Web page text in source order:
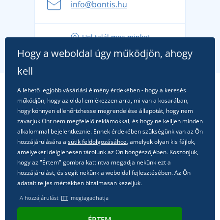
fel a gondtalan nyaralásra
alkalomra!
info@bontis.hu
Hol talál meg minket
Kövessen minket a közösségi hálózatokon
Hogy a weboldal úgy működjön, ahogy
kell
A lehető legjobb vásárlási élmény érdekében - hogy a keresés
működjön, hogy az oldal emlékezzen arra, mi van a kosarában,
hogy könnyen ellenőrizhesse megrendelése állapotát, hogy nem
zavarjuk Önt nem megfelelő reklámokkal, és hogy ne kelljen minden
alkalommal bejelentkeznie. Ennek érdekében szükségünk van az Ön
hozzájárulására a sütik feldolgozásához, amelyek olyan kis fájlok,
amelyeket ideiglenesen tárolunk az Ön böngészőjében. Köszönjük,
hogy az "Értem" gombra kattintva megadja nekünk ezt a
hozzájárulást, és segít nekünk a weboldal fejlesztésében. Az Ön
adatait teljes mértékben bizalmasan kezeljük.
A hozzájárulást ITT megtagadhatja